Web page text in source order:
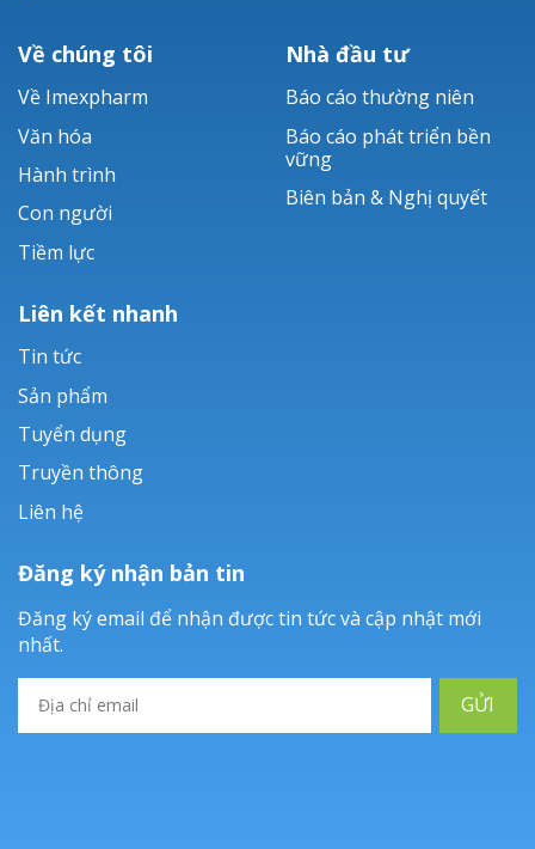
Về chúng tôi
Về Imexpharm
Văn hóa
Hành trình
Con người
Tiềm lực
Nhà đầu tư
Báo cáo thường niên
Báo cáo phát triển bền
vững
Biên bản & Nghị quyết
Liên kết nhanh
Tin tức
Sản phẩm
Tuyển dụng
Truyền thông
Liên hệ
Đăng ký nhận bản tin
Đăng ký email để nhận được tin tức và cập nhật mới
nhất.
GỬI